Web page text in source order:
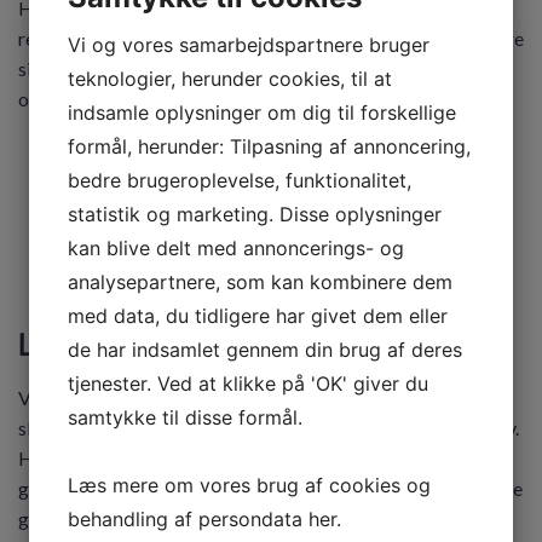
Hos os er det ganske alment at få gode tips og tricks til
rengøring og vedligeholdelse af trægulve. Skulle du endvidere
sidde inde med spørgsmål, så vil du altid kunne stille dem til
os. Vi sidder klar til at være behjælpelige!
Få et uforpligtende tilbud
Lad os give dig et tilbud i dag
Vi er yderst transparente i vores arbejde. Derfor
skræddersyer vi altid tilbud ud fra den enkelte kundes behov.
Har du lyst til at modtage et uforpligtende tilbud på
gulvafslibning i Tranbjerg? Så kontakt os i dag. Vores dygtige
gulvfolk sidder klar til atgive dig en god pris
Vi og vores samarbejdspartnere bruger
teknologier, herunder cookies, til at
indsamle oplysninger om dig til forskellige
formål, herunder: Tilpasning af annoncering,
bedre brugeroplevelse, funktionalitet,
statistik og marketing. Disse oplysninger
kan blive delt med annoncerings- og
analysepartnere, som kan kombinere dem
med data, du tidligere har givet dem eller
de har indsamlet gennem din brug af deres
tjenester. Ved at klikke på 'OK' giver du
samtykke til disse formål.
Læs mere om vores brug af cookies og
behandling af persondata her.